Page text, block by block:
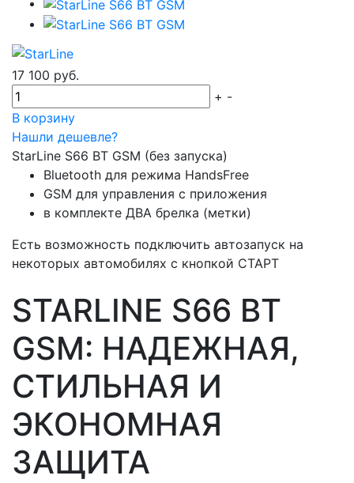
17 100 руб.
+ -
В корзину
Нашли дешевле?
StarLine S66 BT GSM (без запуска)
Bluetooth для режима HandsFree
GSM для управления с приложения
в комплекте ДВА брелка (метки)
Есть возможность подключить автозапуск на
некоторых автомобилях с кнопкой СТАРТ
STARLINE S66 BT
GSM: НАДЕЖНАЯ,
СТИЛЬНАЯ И
ЭКОНОМНАЯ
ЗАЩИТА